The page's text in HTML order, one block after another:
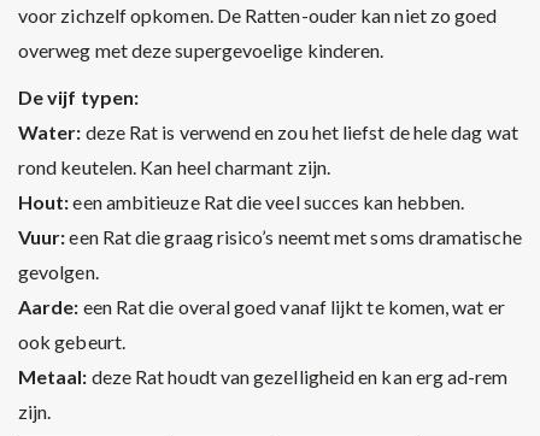
voor zichzelf opkomen. De Ratten-ouder kan niet zo goed
overweg met deze supergevoelige kinderen.
De vijf typen:
Water: deze Rat is verwend en zou het liefst de hele dag wat
rond keutelen. Kan heel charmant zijn.
Hout:een ambitieuze Rat die veel succes kan hebben.
Vuur:een Rat die graag risico’s neemt met soms dramatische
gevolgen.
Aarde: een Rat die overal goed vanaf lijkt te komen, wat er
ook gebeurt.
Metaal: deze Rat houdt van gezelligheid en kan erg ad-rem
zijn.